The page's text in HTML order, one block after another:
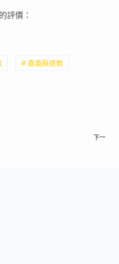
評價：
# 嘉義縣道教
下一